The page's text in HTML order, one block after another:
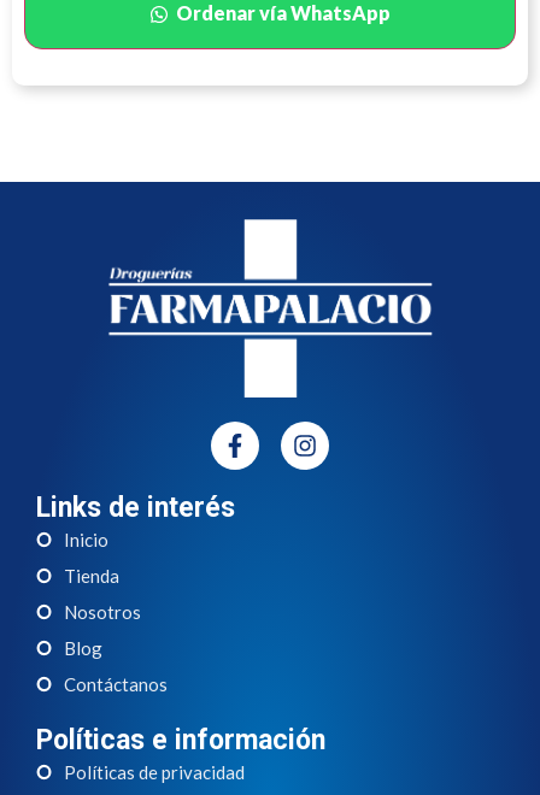
Ordenar vía WhatsApp
Links de interés
Inicio
Tienda
Nosotros
Blog
Contáctanos
Políticas e información
Políticas de privacidad